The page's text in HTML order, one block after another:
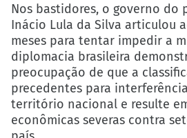
Nos bastidores, o governo do
Inácio Lula da Silva articulou
meses para tentar impedir a
diplomacia brasileira
preocupação de que a
precedentes para
território nacional e resulte
econômicas severas contra